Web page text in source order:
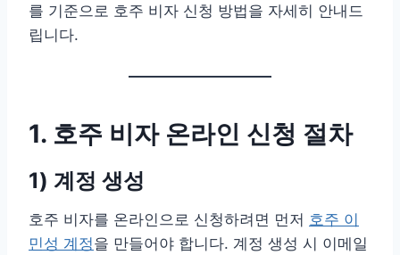
를 기준으로 호주 비자 신청 방법을 자세히 안내드
립니다.
1. 호주 비자 온라인 신청 절차
1) 계정 생성
호주 비자를 온라인으로 신청하려면 먼저 호주 이
민성 계정을 만들어야 합니다. 계정 생성 시 이메일